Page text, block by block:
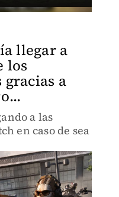
llegar a
los
gracias a
a las
en caso de sea